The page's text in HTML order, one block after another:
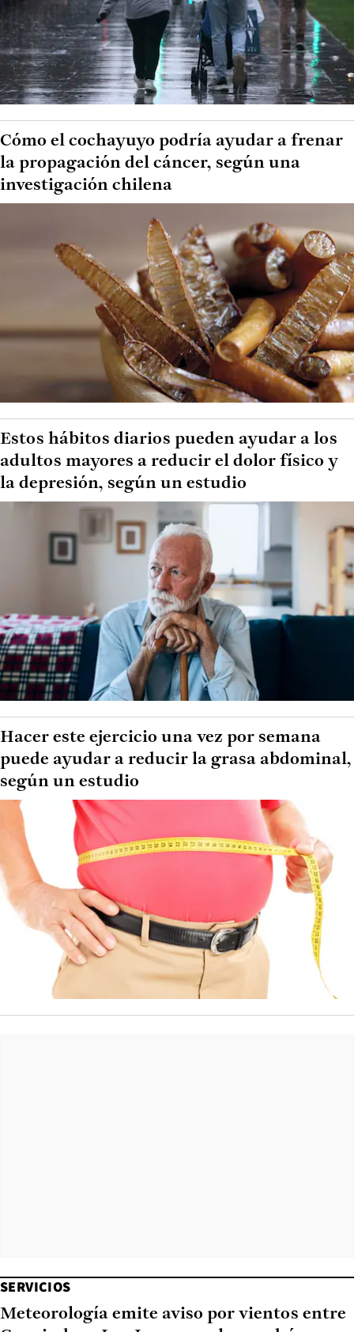
Cómo el cochayuyo podría ayudar a frenar
la propagación del cáncer, según una
investigación chilena
Estos hábitos diarios pueden ayudar a los
adultos mayores a reducir el dolor físico y
la depresión, según un estudio
Hacer este ejercicio una vez por semana
puede ayudar a reducir la grasa abdominal,
según un estudio
SERVICIOS
Meteorología emite aviso por vientos entre